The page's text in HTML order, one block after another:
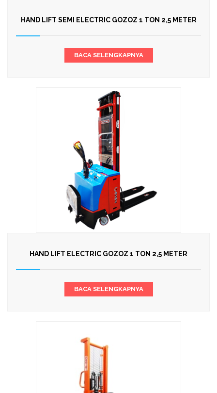
HAND LIFT SEMI ELECTRIC GOZOZ 1 TON 2,5 METER
BACA SELENGKAPNYA
HAND LIFT ELECTRIC GOZOZ 1 TON 2,5 METER
BACA SELENGKAPNYA